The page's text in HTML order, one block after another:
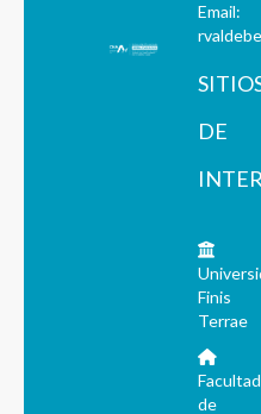
Email:
DE
Finis
Terrae
Facultad
de